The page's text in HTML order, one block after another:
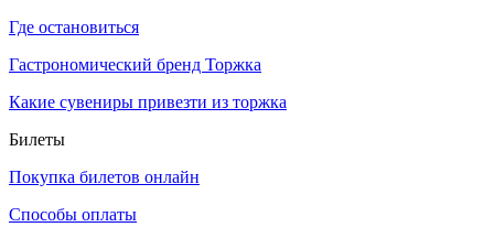
Где остановиться
Гастрономический бренд Торжка
Какие сувениры привезти из торжка
Билеты
Покупка билетов онлайн
Способы оплаты